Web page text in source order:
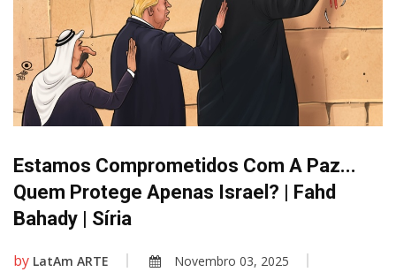
Estamos Comprometidos Com A Paz...
Quem Protege Apenas Israel? | Fahd
Bahady | Sí­ria
by LatAm ARTE
Novembro 03, 2025